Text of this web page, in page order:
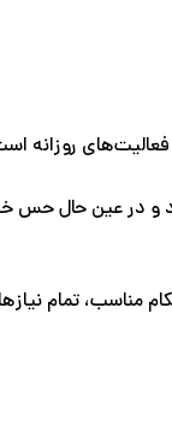
و در عین حال
تمام